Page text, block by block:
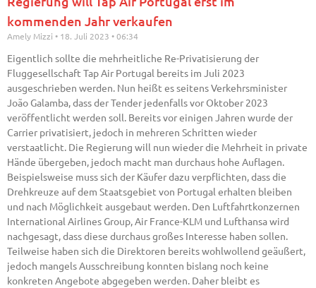
kommenden Jahr verkaufen
Amely Mizzi 18. Juli 2023 06:34
Eigentlich sollte die mehrheitliche Re-Privatisierung der
Fluggesellschaft Tap Air Portugal bereits im Juli 2023
ausgeschrieben werden. Nun heißt es seitens Verkehrsminister
João Galamba, dass der Tender jedenfalls vor Oktober 2023
veröffentlicht werden soll. Bereits vor einigen Jahren wurde der
Carrier privatisiert, jedoch in mehreren Schritten wieder
verstaatlicht. Die Regierung will nun wieder die Mehrheit in private
Hände übergeben, jedoch macht man durchaus hohe Auflagen.
Beispielsweise muss sich der Käufer dazu verpflichten, dass die
Drehkreuze auf dem Staatsgebiet von Portugal erhalten bleiben
und nach Möglichkeit ausgebaut werden. Den Luftfahrtkonzernen
International Airlines Group, Air France-KLM und Lufthansa wird
nachgesagt, dass diese durchaus großes Interesse haben sollen.
Teilweise haben sich die Direktoren bereits wohlwollend geäußert,
jedoch mangels Ausschreibung konnten bislang noch keine
konkreten Angebote abgegeben werden. Daher bleibt es